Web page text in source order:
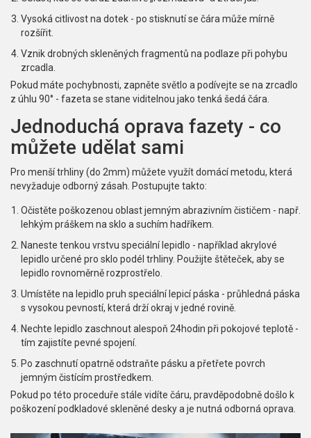
Vysoká citlivost na dotek - po stisknutí se čára může mírně
rozšířit.
Vznik drobných skleněných fragmentů na podlaze při pohybu
zrcadla.
Pokud máte pochybnosti, zapněte světlo a podívejte se na zrcadlo
z úhlu 90° - fazeta se stane viditelnou jako tenká šedá čára.
Jednoduchá oprava fazety - co
můžete udělat sami
Pro menší trhliny (do 2mm) můžete využít domácí metodu, která
nevyžaduje odborný zásah. Postupujte takto:
Očistěte poškozenou oblast jemným abrazivním čističem - např.
lehkým práškem na sklo a suchím hadříkem.
Naneste tenkou vrstvu speciální lepidlo - například akrylové
lepidlo určené pro sklo podél trhliny. Použijte štěteček, aby se
lepidlo rovnoměrně rozprostřelo.
Umístěte na lepidlo pruh speciální lepicí páska - průhledná páska
s vysokou pevností, která drží okraj v jedné rovině.
Nechte lepidlo zaschnout alespoň 24hodin při pokojové teplotě -
tím zajistíte pevné spojení.
Po zaschnutí opatrně odstraňte pásku a přetřete povrch
jemným čistícím prostředkem.
Pokud po této proceduře stále vidíte čáru, pravděpodobně došlo k
poškození podkladové skleněné desky a je nutná odborná oprava.